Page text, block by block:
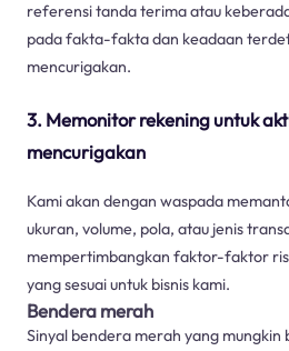
referensi tanda terima atau
pada fakta-fakta dan keadaan
mencurigakan.
3. Memonitor rekening untuk
mencurigakan
Kami akan dengan waspada
ukuran, volume, pola, atau jenis
mempertimbangkan faktor-faktor
yang sesuai untuk bisnis kami.
Bendera merah
Sinyal bendera merah yang mungkin